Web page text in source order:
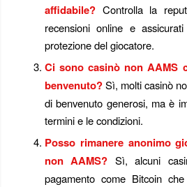
affidabile?Controlla la
recensioni online e
protezione del giocatore.
Ci sono casinò non AAMS
benvenuto?Sì, molti casinò
di benvenuto generosi, ma è
termini e le condizioni.
Posso rimanere anonimo
non AAMS? Sì, alcuni
pagamento come Bitcoin